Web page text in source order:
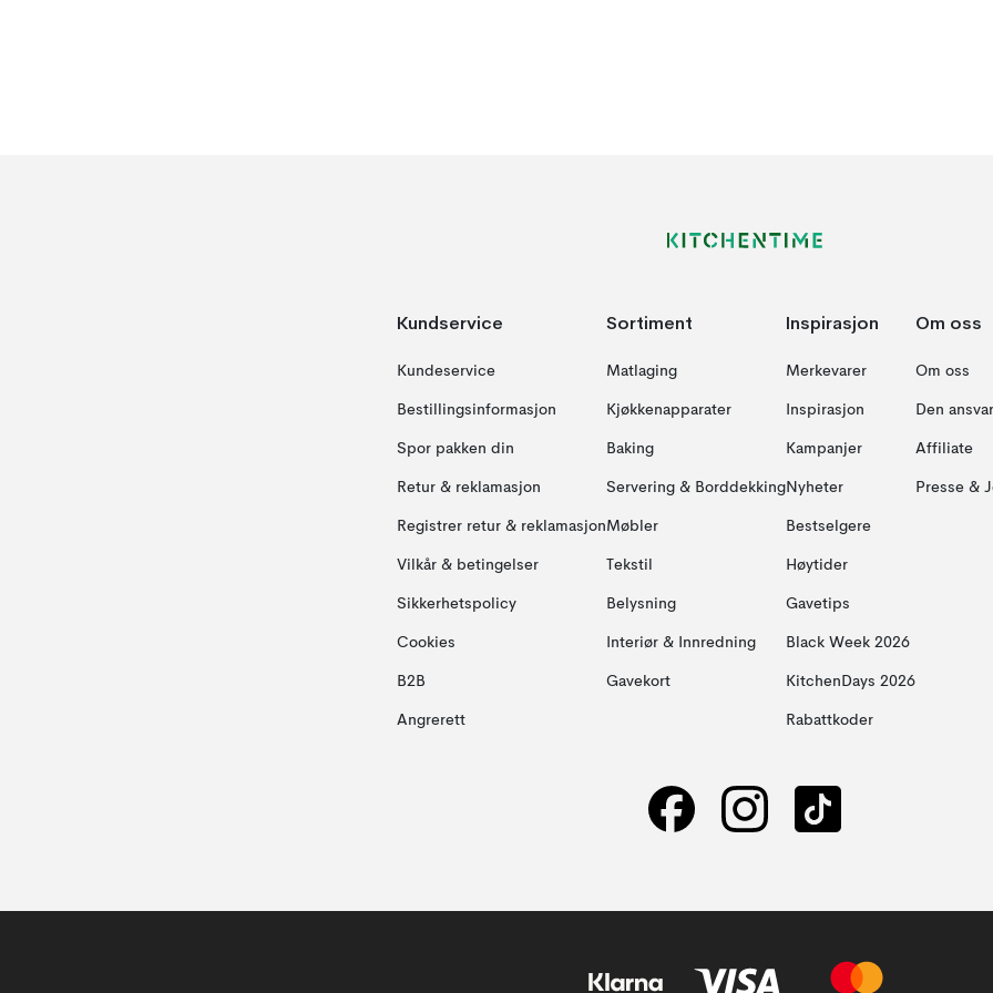
Kundservice
Kundeservice
Bestillingsinformasjon
Spor pakken din
Retur & reklamasjon
Registrer retur & reklamasjon
Vilkår & betingelser
Sikkerhetspolicy
Cookies
B2B
Angrerett
Sortiment
Matlaging
Kjøkkenapparater
Baking
Servering & Borddekking
Møbler
Tekstil
Belysning
Interiør & Innredning
Gavekort
Inspirasjon
Merkevarer
Inspirasjon
Kampanjer
Nyheter
Bestselgere
Høytider
Gavetips
Black Week 2026
KitchenDays 2026
Rabattkoder
Om oss
Om oss
Den
Affiliate
Presse &